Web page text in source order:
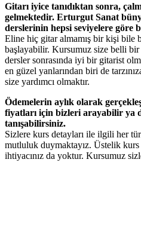
Gitarı iyice tanıdıktan sonra,
gelmektedir. Erturgut Sanat
derslerinin hepsi seviyelere göre
Eline hiç gitar almamış bir kişi bile
başlayabilir. Kursumuz size belli
dersler sonrasında iyi bir gitarist
en güzel yanlarından biri de
size yardımcı olmaktır.
Ödemelerin aylık olarak
fiyatları için bizleri arayabilir ya
tanışabilirsiniz.
Sizlere kurs detayları ile ilgili her
mutluluk duymaktayız. Üstelik
ihtiyacınız da yoktur. Kursumuz